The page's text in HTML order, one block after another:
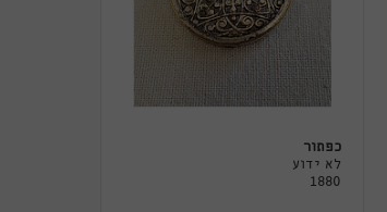
כפתור
לא ידוע
1880